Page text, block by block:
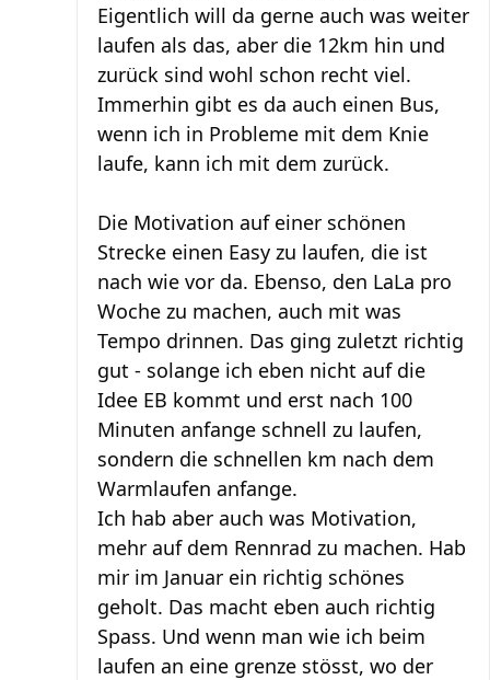
Eigentlich will da gerne auch was weiter
laufen als das, aber die 12km hin und
zurück sind wohl schon recht viel.
Immerhin gibt es da auch einen Bus,
wenn ich in Probleme mit dem Knie
laufe, kann ich mit dem zurück.
Die Motivation auf einer schönen
Strecke einen Easy zu laufen, die ist
nach wie vor da. Ebenso, den LaLa pro
Woche zu machen, auch mit was
Tempo drinnen. Das ging zuletzt richtig
gut - solange ich eben nicht auf die
Idee EB kommt und erst nach 100
Minuten anfange schnell zu laufen,
sondern die schnellen km nach dem
Warmlaufen anfange.
Ich hab aber auch was Motivation,
mehr auf dem Rennrad zu machen. Hab
mir im Januar ein richtig schönes
geholt. Das macht eben auch richtig
Spass. Und wenn man wie ich beim
laufen an eine grenze stösst, wo der